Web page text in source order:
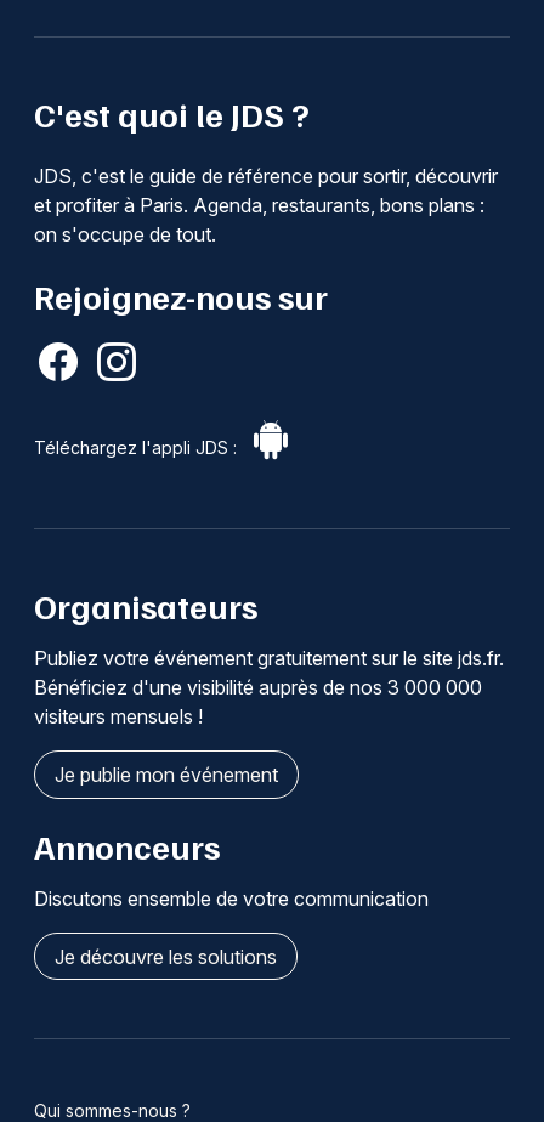
C'est quoi le JDS ?
JDS, c'est le guide de référence pour sortir, découvrir
et profiter à Paris. Agenda, restaurants, bons plans :
on s'occupe de tout.
Rejoignez-nous sur
Téléchargez l'appli JDS :
Organisateurs
Publiez votre événement gratuitement sur le site jds.fr.
Bénéficiez d'une visibilité auprès de nos 3 000 000
visiteurs mensuels !
Je publie mon événement
Annonceurs
Discutons ensemble de votre communication
Je découvre les solutions
Qui sommes-nous ?